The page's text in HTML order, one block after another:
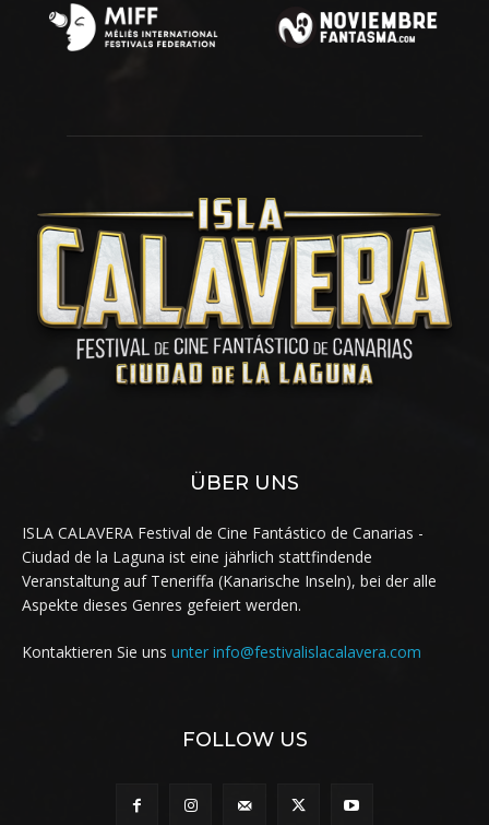
ÜBER UNS
ISLA CALAVERA Festival de Cine Fantástico de Canarias -
Ciudad de la Laguna ist eine jährlich stattfindende
Veranstaltung auf Teneriffa (Kanarische Inseln), bei der alle
Aspekte dieses Genres gefeiert werden.
Kontaktieren Sie uns unter info@festivalislacalavera.com
FOLLOW US